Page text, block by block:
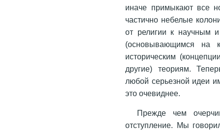
иначе примыкают все
частично небелые
от религии к научным
(основывающимся на
историческим
другие) теориям.
любой серьезной идеи
это очевиднее.
Прежде чем
отступление. Мы